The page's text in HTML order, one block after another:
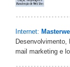
Internet:
Desenvolvimento,
mail marketing e